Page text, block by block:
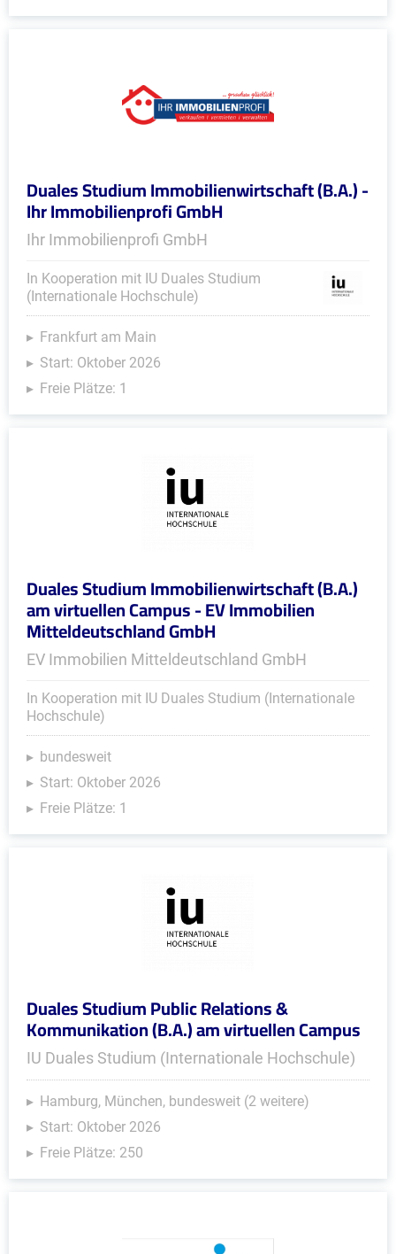
Duales Studium Immobilienwirtschaft (B.A.) -
Ihr Immobilienprofi GmbH
Ihr Immobilienprofi GmbH
In Kooperation mit IU Duales Studium
(Internationale Hochschule)
Frankfurt am Main
Start: Oktober 2026
Freie Plätze: 1
Duales Studium Immobilienwirtschaft (B.A.)
am virtuellen Campus - EV Immobilien
Mitteldeutschland GmbH
EV Immobilien Mitteldeutschland GmbH
In Kooperation mit IU Duales Studium (Internationale
Hochschule)
bundesweit
Start: Oktober 2026
Freie Plätze: 1
Duales Studium Public Relations &
Kommunikation (B.A.) am virtuellen Campus
IU Duales Studium (Internationale Hochschule)
Hamburg, München, bundesweit (2 weitere)
Start: Oktober 2026
Freie Plätze: 250